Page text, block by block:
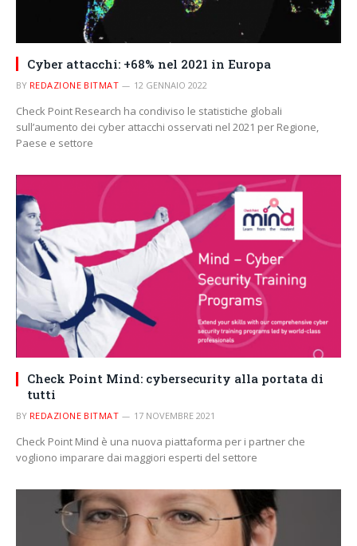
Cyber attacchi: +68% nel 2021 in Europa
BY REDAZIONE BITMAT 12 GENNAIO 2022
Check Point Research ha condiviso le statistiche globali
sull’aumento dei cyber attacchi osservati nel 2021 per Regione,
Paese e settore
Check Point Mind: cybersecurity alla portata di
tutti
BY REDAZIONE BITMAT 17 NOVEMBRE 2021
Check Point Mind è una nuova piattaforma per i partner che
vogliono imparare dai maggiori esperti del settore